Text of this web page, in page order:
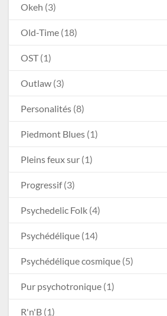
Okeh (3)
Old-Time (18)
OST(1)
Outlaw (3)
Personalités (8)
Piedmont Blues (1)
Pleins feux sur (1)
Progressif(3)
Psychedelic Folk (4)
Psychédélique (14)
Psychédélique cosmique (5)
Pur psychotronique (1)
R'n'B (1)